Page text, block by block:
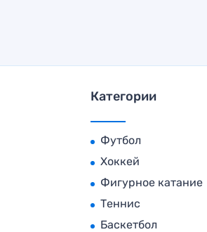
Категории
Футбол
Хоккей
Фигурное катание
Теннис
Баскетбол